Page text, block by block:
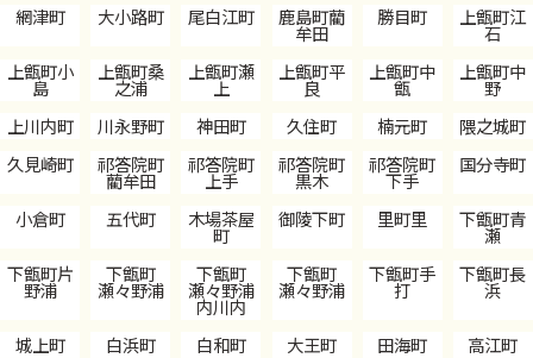
網津町
大小路町 尾白江町 鹿島町藺
牟田
勝目町 上甑町江
石
上甑町小
島
上甑町桑
之浦
上甑町瀬
上
上甑町平
良
上甑町中
甑
上甑町中
野
上川内町
川永野町 神田町 久住町 楠元町
隈之城町
久見崎町
祁答院町
藺牟田
祁答院町
上手
祁答院町
黒木
祁答院町
下手
国分寺町
小倉町 五代町 木場茶屋
町
御陵下町 里町里 下甑町青
瀬
下甑町片
野浦
下甑町
瀬々野浦
下甑町
瀬々野浦
内川内
下甑町
瀬々野浦
下甑町手
打
下甑町長
浜
城上町 白浜町 白和町 大王町 田海町
高江町